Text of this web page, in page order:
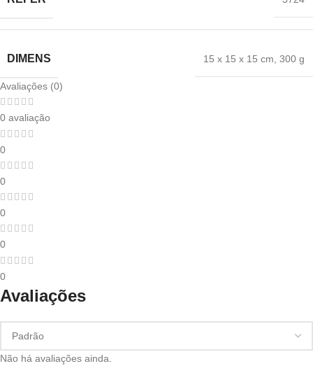
DIMENS ‎15 x 15 x 15 cm 300 g
Avaliações (0)
0 avaliação
0
0
0
0
0
Avaliações
Não há avaliações ainda.